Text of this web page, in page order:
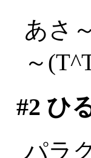
あさ
～
#2 ひ
パラ